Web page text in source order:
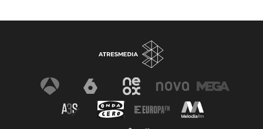
Biodiversidad Cambio Climático